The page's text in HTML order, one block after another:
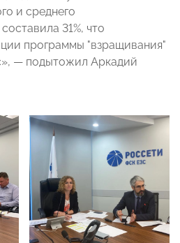
и среднего
31%, что
программы "взращивания"
— подытожил Аркадий